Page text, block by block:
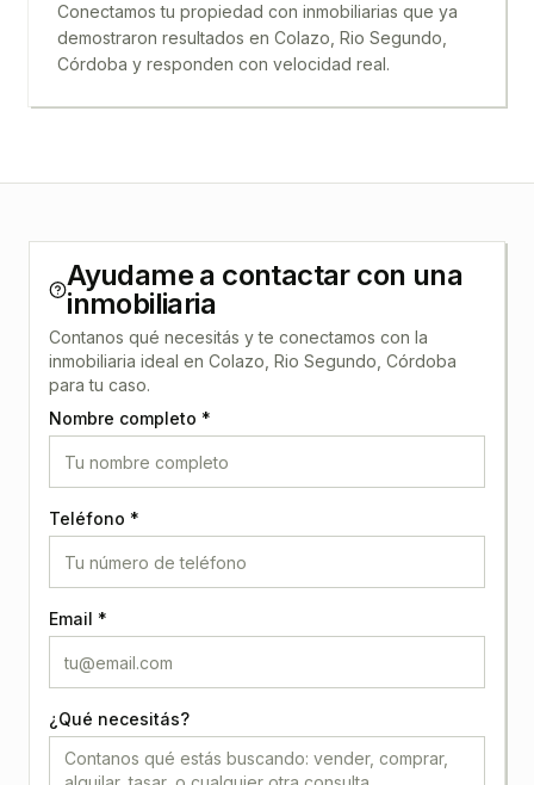
Conectamos tu propiedad con inmobiliarias que ya
demostraron resultados en Colazo, Rio Segundo,
Córdoba y responden con velocidad real.
Ayudame a contactar con una
inmobiliaria
Contanos qué necesitás y te conectamos con la
inmobiliaria ideal en Colazo, Rio Segundo, Córdoba
para tu caso.
Nombre completo *
Teléfono *
Email *
¿Qué necesitás?